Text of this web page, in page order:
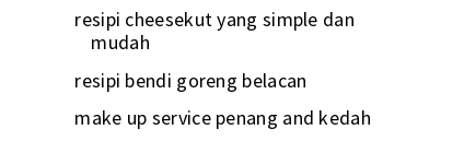
resipi cheesekut yang simple dan
mudah
resipi bendi goreng belacan
make up service penang and kedah